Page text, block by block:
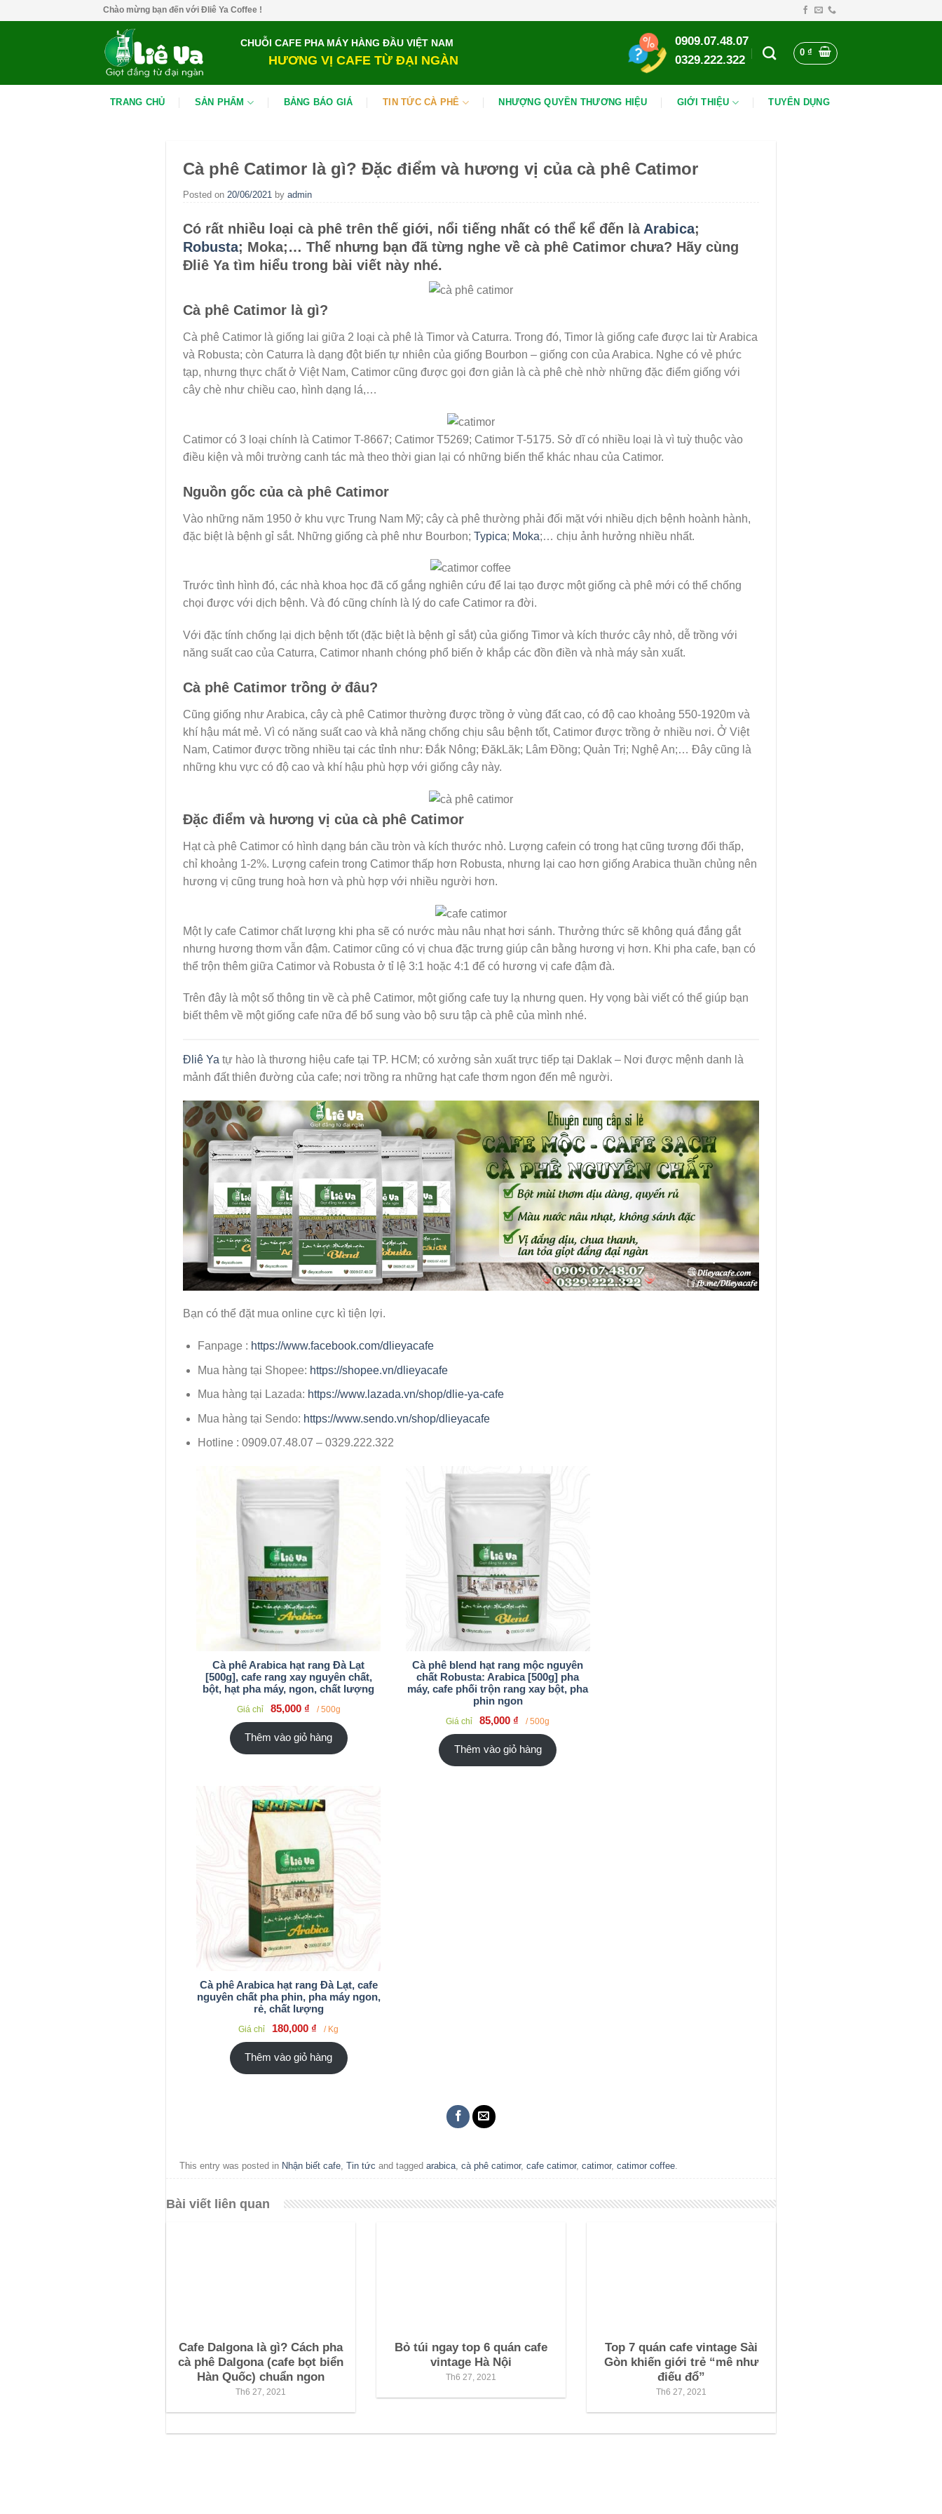
Chào mừng bạn đến với Đliê Ya Coffee !
CHUỖI CAFE PHA MÁY HÀNG ĐẦU VIỆT NAM
HƯƠNG VỊ CAFE TỪ ĐẠI NGÀN
0909.07.48.07
0329.222.322
0₫
TRANG CHỦ SẢN PHẨM BẢNG BÁO GIÁ TIN TỨC CÀ PHÊ NHƯỢNG QUYỀN THƯƠNG HIỆU GIỚI THIỆU TUYỂN DỤNG
Cà phê Catimor là gì? Đặc điểm và hương vị của cà phê Catimor
Posted on 20/06/2021 by admin
Có rất nhiều loại cà phê trên thế giới, nổi tiếng nhất có thể kể đến là Arabica;
Robusta; Moka;… Thế nhưng bạn đã từng nghe về cà phê Catimor chưa? Hãy cùng
Đliê Ya tìm hiểu trong bài viết này nhé.
Cà phê Catimor là gì?
Cà phê Catimor là giống lai giữa 2 loại cà phê là Timor và Caturra. Trong đó, Timor là giống cafe được lai từ Arabica
và Robusta; còn Caturra là dạng đột biến tự nhiên của giống Bourbon – giống con của Arabica. Nghe có vẻ phức
tạp, nhưng thực chất ở Việt Nam, Catimor cũng được gọi đơn giản là cà phê chè nhờ những đặc điểm giống với
cây chè như chiều cao, hình dạng lá,…
Catimor có 3 loại chính là Catimor T-8667; Catimor T5269; Catimor T-5175. Sở dĩ có nhiều loại là vì tuỳ thuộc vào
điều kiện và môi trường canh tác mà theo thời gian lại có những biến thể khác nhau của Catimor.
Nguồn gốc của cà phê Catimor
Vào những năm 1950 ở khu vực Trung Nam Mỹ; cây cà phê thường phải đối mặt với nhiều dịch bệnh hoành hành,
đặc biệt là bệnh gỉ sắt. Những giống cà phê như Bourbon; Typica; Moka;… chịu ảnh hưởng nhiều nhất.
Trước tình hình đó, các nhà khoa học đã cố gắng nghiên cứu để lai tạo được một giống cà phê mới có thể chống
chọi được với dịch bệnh. Và đó cũng chính là lý do cafe Catimor ra đời.
Với đặc tính chống lại dịch bệnh tốt (đặc biệt là bệnh gỉ sắt) của giống Timor và kích thước cây nhỏ, dễ trồng với
năng suất cao của Caturra, Catimor nhanh chóng phổ biến ở khắp các đồn điền và nhà máy sản xuất.
Cà phê Catimor trồng ở đâu?
Cũng giống như Arabica, cây cà phê Catimor thường được trồng ở vùng đất cao, có độ cao khoảng 550-1920m và
khí hậu mát mẻ. Vì có năng suất cao và khả năng chống chịu sâu bệnh tốt, Catimor được trồng ở nhiều nơi. Ở Việt
Nam, Catimor được trồng nhiều tại các tỉnh như: Đắk Nông; ĐăkLăk; Lâm Đồng; Quản Trị; Nghệ An;… Đây cũng là
những khu vực có độ cao và khí hậu phù hợp với giống cây này.
Đặc điểm và hương vị của cà phê Catimor
Hạt cà phê Catimor có hình dạng bán cầu tròn và kích thước nhỏ. Lượng cafein có trong hạt cũng tương đối thấp,
chỉ khoảng 1-2%. Lượng cafein trong Catimor thấp hơn Robusta, nhưng lại cao hơn giống Arabica thuần chủng nên
hương vị cũng trung hoà hơn và phù hợp với nhiều người hơn.
Một ly cafe Catimor chất lượng khi pha sẽ có nước màu nâu nhạt hơi sánh. Thưởng thức sẽ không quá đắng gắt
nhưng hương thơm vẫn đậm. Catimor cũng có vị chua đặc trưng giúp cân bằng hương vị hơn. Khi pha cafe, bạn có
thể trộn thêm giữa Catimor và Robusta ở tỉ lệ 3:1 hoặc 4:1 để có hương vị cafe đậm đà.
Trên đây là một số thông tin về cà phê Catimor, một giống cafe tuy lạ nhưng quen. Hy vọng bài viết có thể giúp bạn
biết thêm về một giống cafe nữa để bổ sung vào bộ sưu tập cà phê của mình nhé.
Đliê Ya tự hào là thương hiệu cafe tại TP. HCM; có xưởng sản xuất trực tiếp tại Daklak – Nơi được mệnh danh là
mảnh đất thiên đường của cafe; nơi trồng ra những hạt cafe thơm ngon đến mê người.
Bạn có thể đặt mua online cực kì tiện lợi.
Fanpage : https://www.facebook.com/dlieyacafe
Mua hàng tại Shopee: https://shopee.vn/dlieyacafe
Mua hàng tại Lazada: https://www.lazada.vn/shop/dlie-ya-cafe
Mua hàng tại Sendo: https://www.sendo.vn/shop/dlieyacafe
Hotline : 0909.07.48.07 – 0329.222.322
Cà phê Arabica hạt rang Đà Lạt
[500g], cafe rang xay nguyên chất,
bột, hạt pha máy, ngon, chất lượng
Giá chỉ 85,000 ₫ / 500g
Thêm vào giỏ hàng
Cà phê blend hạt rang mộc nguyên
chất Robusta: Arabica [500g] pha
máy, cafe phối trộn rang xay bột, pha
phin ngon
Giá chỉ 85,000 ₫ / 500g
Thêm vào giỏ hàng
Cà phê Arabica hạt rang Đà Lạt, cafe
nguyên chất pha phin, pha máy ngon,
rẻ, chất lượng
Giá chỉ 180,000 ₫ / Kg
Thêm vào giỏ hàng
This entry was posted in Nhận biết cafe ,Tin tức and taggedarabica ,cà phê catimor,cafe catimor,catimor,catimor coffee
Bài viết liên quan
Cafe Dalgona là gì? Cách pha
cà phê Dalgona (cafe bọt biển
Hàn Quốc) chuẩn ngon
Th6 27, 2021
Bỏ túi ngay top 6 quán cafe
vintage Hà Nội
Th6 27, 2021
Top 7 quán cafe vintage Sài
Gòn khiến giới trẻ “mê như
điếu đổ”
Th6 27, 2021